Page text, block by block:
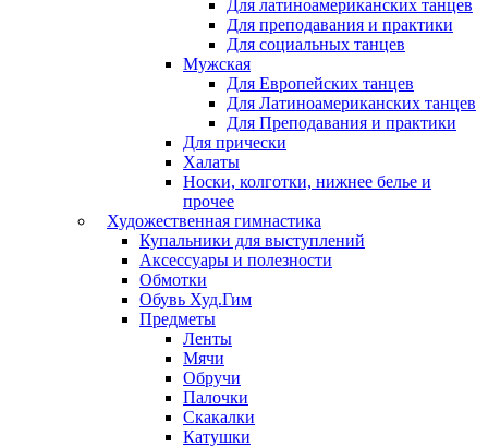
Для латиноамериканских танцев
Для преподавания и практики
Для социальных танцев
Мужская
Для Европейских танцев
Для Латиноамериканских танцев
Для Преподавания и практики
Для прически
Халаты
Носки, колготки, нижнее белье и
прочее
Художественная гимнастика
Купальники для выступлений
Аксессуары и полезности
Обмотки
Обувь Худ.Гим
Предметы
Ленты
Мячи
Обручи
Палочки
Скакалки
Катушки